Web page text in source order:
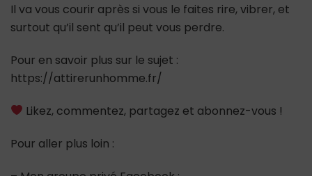
Il va vous courir après si vous le faites rire, vibrer, et
surtout qu’il sent qu’il peut vous perdre.
Pour en savoir plus sur le sujet :
https://attirerunhomme.fr/
Likez, commentez, partagez et abonnez-vous !
Pour aller plus loin :